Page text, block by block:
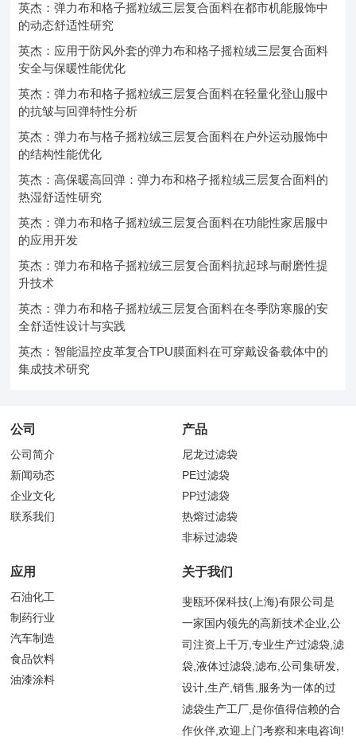
英杰：弹力布和格子摇粒绒三层复合面料在都市机能服饰中
的动态舒适性研究
英杰：应用于防风外套的弹力布和格子摇粒绒三层复合面料
安全与保暖性能优化
英杰：弹力布和格子摇粒绒三层复合面料在轻量化登山服中
的抗皱与回弹特性分析
英杰：弹力布与格子摇粒绒三层复合面料在户外运动服饰中
的结构性能优化
英杰：高保暖高回弹：弹力布和格子摇粒绒三层复合面料的
热湿舒适性研究
英杰：弹力布和格子摇粒绒三层复合面料在功能性家居服中
的应用开发
英杰：弹力布和格子摇粒绒三层复合面料抗起球与耐磨性提
升技术
英杰：弹力布和格子摇粒绒三层复合面料在冬季防寒服的安
全舒适性设计与实践
英杰：智能温控皮革复合TPU膜面料在可穿戴设备载体中的
集成技术研究
公司
公司简介
新闻动态
企业文化
联系我们
产品
尼龙过滤袋
PE过滤袋
PP过滤袋
热熔过滤袋
非标过滤袋
应用
石油化工
制药行业
汽车制造
食品饮料
油漆涂料
关于我们
斐瓯环保科技(上海)有限公司是
一家国内领先的高新技术企业,公
司注资上千万,专业生产过滤袋,滤
袋,液体过滤袋,滤布,公司集研发,
设计,生产,销售,服务为一体的过
滤袋生产工厂,是你值得信赖的合
作伙伴,欢迎上门考察和来电咨询!